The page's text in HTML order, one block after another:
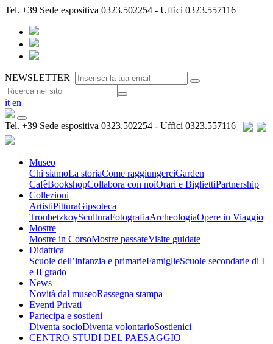
Tel. +39 Sede espositiva 0323.502254 - Uffici 0323.557116
NEWSLETTER
it en
Tel. +39 Sede espositiva 0323.502254 - Uffici 0323.557116
Museo
Chi siamoLa storiaCome raggiungerciGarden
CafèBookshopCollabora con noiOrari e BigliettiPartnership
Collezioni
ArtistiPitturaGipsoteca
TroubetzkoySculturaFotografiaArcheologiaOpere in Viaggio
Mostre
Mostre in CorsoMostre passateVisite guidate
Didattica
Scuole dell’infanzia e primarieFamiglieScuole secondarie di I
e II grado
News
Novità dal museoRassegna stampa
Eventi Privati
Partecipa e sostieni
Diventa socioDiventa volontarioSostienici
CENTRO STUDI DEL PAESAGGIO